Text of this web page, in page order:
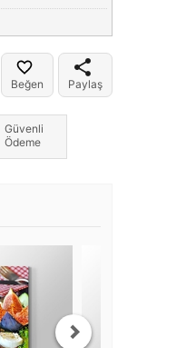
Beğen Paylaş
Güvenli
Ödeme